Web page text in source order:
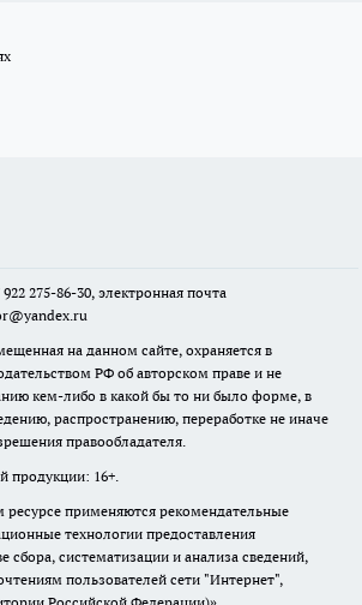
275-86-30, электронная почта
на данном сайте, охраняется в
РФ об авторском праве и не
кем-либо в какой бы то ни было форме, в
распространению, переработке не иначе
правообладателя.
продукции: 16+.
применяются рекомендательные
технологии предоставления
сбора, систематизации и анализа сведений,
пользователей сети "Интернет",